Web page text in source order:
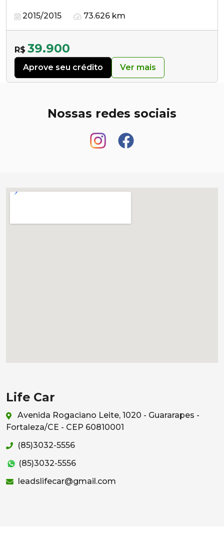
2015/2015 73.626 km
R$ 39.900
Aprove seu crédito Ver mais
Nossas redes sociais
Life Car
Avenida Rogaciano Leite, 1020 - Guararapes -
Fortaleza/CE - CEP 60810001
(85)3032-5556
(85)3032-5556
leadslifecar@gmail.com